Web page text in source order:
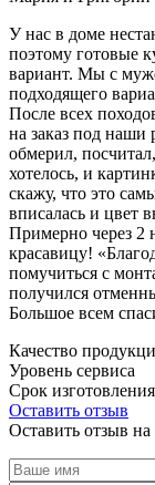
У нас в доме
поэтому готовые
вариант. Мы с
подходящего
После всех
на заказ под наши
обмерил,
хотелось, и
скажу, что это
вписалась и цвет
Примерно через 2
красавицу!
помучиться с
получился
Большое всем
Качество
Уровень сервиса
Срок изготовления
Оставить отзыв
Оставить отзыв на